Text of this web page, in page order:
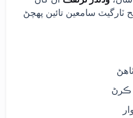
ٽارگيٽ سامعين تائين پهچڻ
ڪرڻ